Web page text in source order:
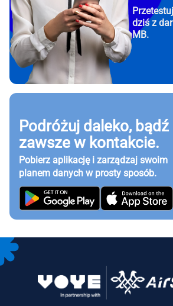
dziś z
MB.
Podróżuj daleko, bądź
zawsze w kontakcie.
Pobierz aplikację i zarządzaj swoim
planem danych w prosty sposób.